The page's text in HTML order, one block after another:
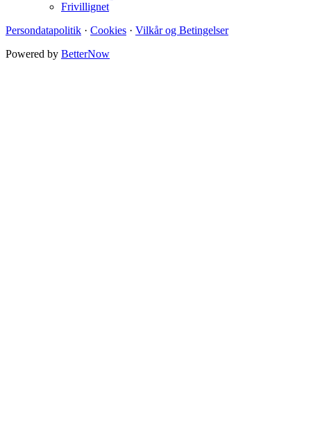
Frivillignet
Persondatapolitik · Cookies · Vilkår og Betingelser
Powered by BetterNow